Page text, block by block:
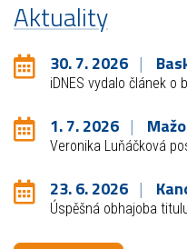
Aktuality
30. 7. 2026
iDNES vydalo článek o
1. 7. 2026
Veronika Luňáčková
23. 6. 2026
Úspěšná obhajoba